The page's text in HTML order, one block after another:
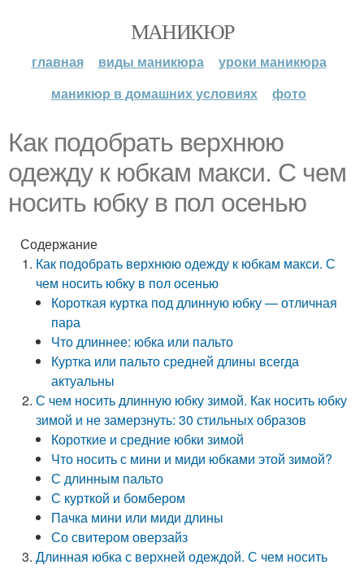
МАНИКЮР
главная виды маникюра
уроки маникюра
маникюр в домашних условиях
фото
Как подобрать верхнюю
одежду к юбкам макси. С чем
носить юбку в пол осенью
Содержание
Как подобрать верхнюю одежду к юбкам макси. С
чем носить юбку в пол осенью
Короткая куртка под длинную юбку — отличная
пара
Что длиннее: юбка или пальто
Куртка или пальто средней длины всегда
актуальны
С чем носить длинную юбку зимой. Как носить юбку
зимой и не замерзнуть: 30 стильных образов
Короткие и средние юбки зимой
Что носить с мини и миди юбками этой зимой?
С длинным пальто
С курткой и бомбером
Пачка мини или миди длины
Со свитером оверзайз
Длинная юбка с верхней одеждой. С чем носить